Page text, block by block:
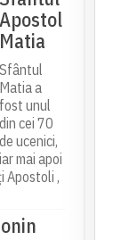
Apostol
Matia
Sfântul
Matia a
fost unul
din cei 70
de ucenici,
iar mai apoi
Apostoli ,